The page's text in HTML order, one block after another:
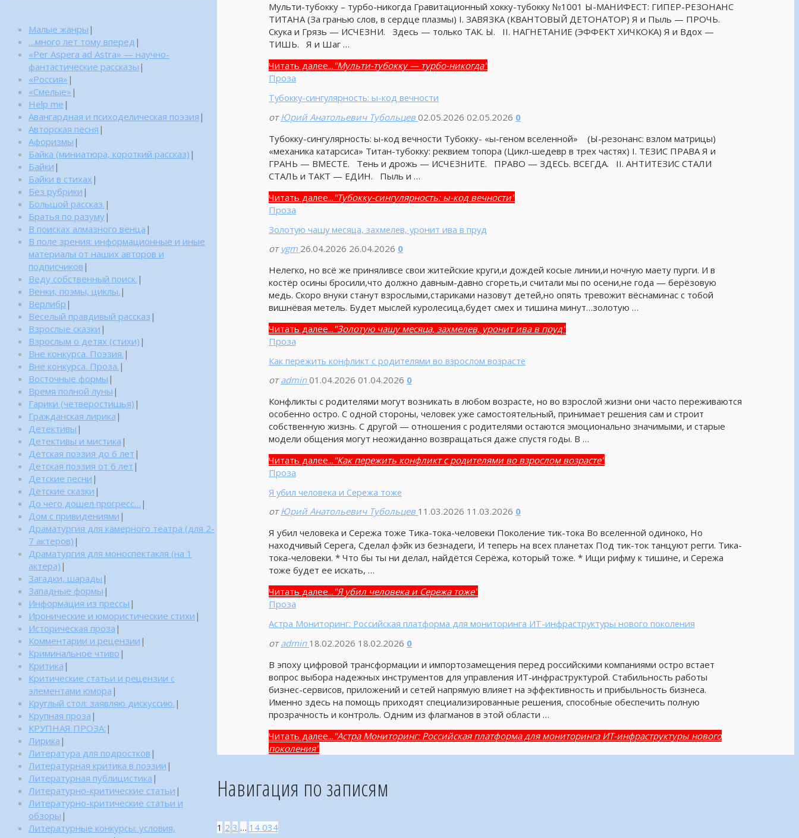
Мульти-тубокку – турбо-никогда Гравитационный хокку-тубокку №1001 Ы-МАНИФЕСТ: ГИПЕР-РЕЗОНАНС
ТИТАНА (За гранью слов, в сердце плазмы) I. ЗАВЯЗКА (КВАНТОВЫЙ ДЕТОНАТОР) Я и Пыль — ПРОЧЬ.
Скука и Грязь — ИСЧЕЗНИ. Здесь — только ТАК. Ы. II. НАГНЕТАНИЕ (ЭФФЕКТ ХИЧКОКА) Я и Вдох —
ТИШЬ. Я и Шаг …
Читать далее... "Мульти-тубокку — турбо-никогда"
Проза
Тубокку-сингулярность: ы-код вечности
от Юрий Анатольевич Тубольцев 02.05.2026 02.05.2026 0
Тубокку-сингулярность: ы-код вечности Тубокку- «ы-геном вселенной» (Ы-резонанс: взлом матрицы)
«механика катарсиса» Титан-тубокку: реквием топора (Цикл-шедевр в трех частях) I. ТЕЗИС ПРАВА Я и
ГРАНЬ — ВМЕСТЕ. Тень и дрожь — ИСЧЕЗНИТЕ. ПРАВО — ЗДЕСЬ. ВСЕГДА. II. АНТИТЕЗИС СТАЛИ
СТАЛЬ и ТАКТ — ЕДИН. Пыль и …
Читать далее... "Тубокку-сингулярность: ы-код вечности"
Проза
Золотую чашу месяца, захмелев, уронит ива в пруд
от vgm 26.04.2026 26.04.2026 0
Нелегко, но всё же приняливсе свои житейские круги,и дождей косые линии,и ночную маету пурги. И в
костёр осины бросили,что должно давным-давно сгореть,и считали мы по осени,не года — берёзовую
медь. Скоро внуки станут взрослыми,стариками назовут детей,но опять тревожит вёснаминас с тобой
вишнёвая метель. Будет мыслей куролесица,будет смех и тишина минут…золотую …
Читать далее... "Золотую чашу месяца, захмелев, уронит ива в пруд"
Проза
Как пережить конфликт с родителями во взрослом возрасте
от admin 01.04.2026 01.04.2026 0
Конфликты с родителями могут возникать в любом возрасте, но во взрослой жизни они часто переживаются
особенно остро. С одной стороны, человек уже самостоятельный, принимает решения сам и строит
собственную жизнь. С другой — отношения с родителями остаются эмоционально значимыми, и старые
модели общения могут неожиданно возвращаться даже спустя годы. В …
Читать далее... "Как пережить конфликт с родителями во взрослом возрасте"
Проза
Я убил человека и Сережа тоже
от Юрий Анатольевич Тубольцев 11.03.2026 11.03.2026 0
Я убил человека и Сережа тоже Тика-тока-человеки Поколение тик-тока Во вселенной одиноко, Но
находчивый Серега, Сделал фэйк из безнадеги, И теперь на всех планетах Под тик-ток танцуют регги. Тика-
тока-человеки. * Что бы ты ни делал, найдётся Серёжа, который тоже. * Ищи рифму к тишине, и Сережа
тоже будет ее искать, …
Читать далее... "Я убил человека и Сережа тоже"
Проза
Астра Мониторинг: Российская платформа для мониторинга ИТ-инфраструктуры нового поколения
от admin 18.02.2026 18.02.2026 0
В эпоху цифровой трансформации и импортозамещения перед российскими компаниями остро встает
вопрос выбора надежных инструментов для управления ИТ-инфраструктурой. Стабильность работы
бизнес-сервисов, приложений и сетей напрямую влияет на эффективность и прибыльность бизнеса.
Именно здесь на помощь приходят специализированные решения, способные обеспечить полную
прозрачность и контроль. Одним из флагманов в этой области …
Читать далее... "Астра Мониторинг: Российская платформа для мониторинга ИТ-инфраструктуры нового
поколения"
Навигация по записям
1 2 3 … 14 034
Малые жанры |
…много лет тому вперед |
«Per Aspera ad Astra» — научно-
фантастические рассказы |
«Россия» |
«Смелые» |
Help me |
Авангардная и психоделическая поэзия |
Авторская песня |
Афоризмы |
Байка (миниатюра, короткий рассказ) |
Байки |
Байки в стихах |
Без рубрики |
Большой рассказ. |
Братья по разуму|
В поисках алмазного венца |
В поле зрения: информационные и иные
материалы от наших авторов и
подписчиков |
Веду собственный поиск. |
Венки, поэмы, циклы. |
Верлибр |
Веселый правдивый рассказ |
Взрослые сказки |
Взрослым о детях (стихи) |
Вне конкурса. Поэзия. |
Вне конкурса. Проза. |
Восточные формы |
Время полной луны |
Гарики (четверостишья) |
Гражданская лирика |
Детективы |
Детективы и мистика |
Детская поэзия до 6 лет |
Детская поэзия от 6 лет |
Детские песни |
Детские сказки |
До чего дошел прогресс… |
Дом с привидениями |
Драматургия для камерного театра (для 2-
7 актеров) |
Драматургия для моноспектакля (на 1
актера) |
Загадки, шарады |
Западные формы |
Информация из прессы |
Иронические и юмористические стихи |
Историческая проза |
Комментарии и рецензии |
Криминальное чтиво |
Критика |
Критические статьи и рецензии с
элементами юмора |
Круглый стол: заявляю дискуссию. |
Крупная проза |
КРУПНАЯ ПРОЗА: |
Лирика |
Литература для подростков |
Литературная критика в поэзии |
Литературная публицистика |
Литературно-критические статьи |
Литературно-критические статьи и
обзоры |
Литературные конкурсы: условия,